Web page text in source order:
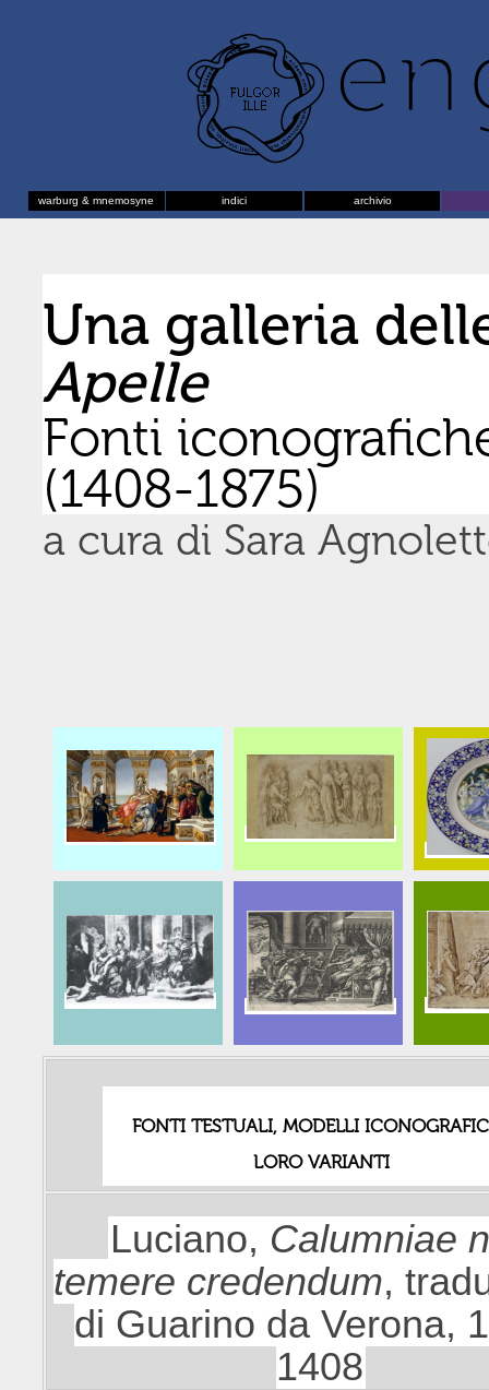
warburg & mnemosyne indici archivio
Una galleria
Apelle
Fonti
(1408-1875)
a cura di Sara
FONTI TESTUALI, MODELLI
LORO VARIANTI
Luciano, Calumniae
temere credendum,
di Guarino da Verona,
1408